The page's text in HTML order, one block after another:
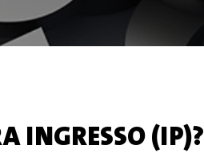
INGRESSO (IP)?